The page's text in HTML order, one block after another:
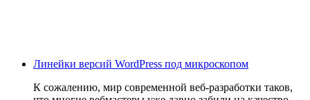
Линейки версий WordPress под микроскопом
К сожалению, мир современной веб-разработки таков,